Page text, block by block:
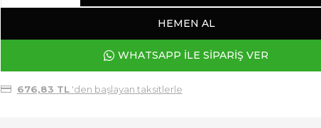
HEMEN AL
WHATSAPP İLE SİPARİŞ VER
676,83 TL'den başlayan taksitlerle